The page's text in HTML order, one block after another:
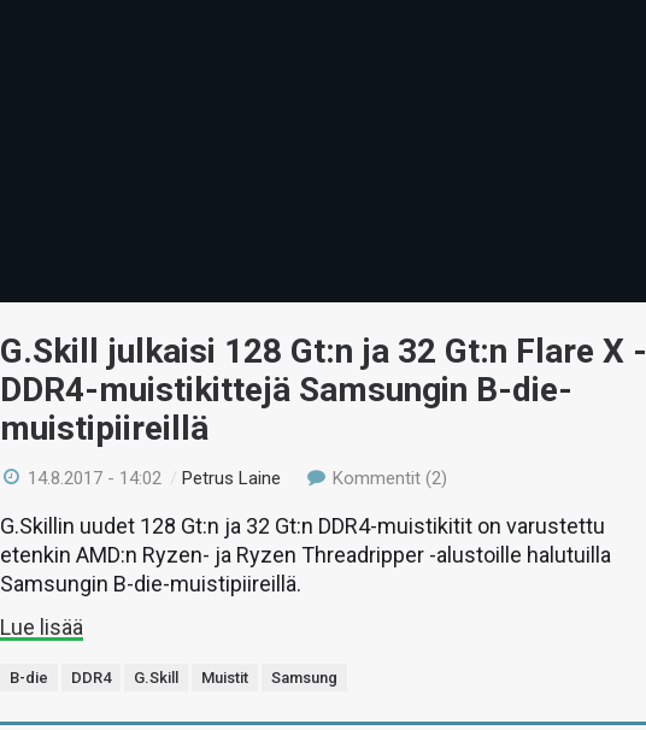
G.Skill julkaisi 128 Gt:n ja 32 Gt:n Flare X -
DDR4-muistikittejä Samsungin B-die-
muistipiireillä
14.8.2017 - 14:02 /Petrus Laine Kommentit (2)
G.Skillin uudet 128 Gt:n ja 32 Gt:n DDR4-muistikitit on varustettu
etenkin AMD:n Ryzen- ja Ryzen Threadripper -alustoille halutuilla
Samsungin B-die-muistipiireillä.
Lue lisää
B-die DDR4 G.Skill Muistit Samsung